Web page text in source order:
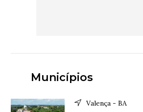
Municípios
Valença - BA